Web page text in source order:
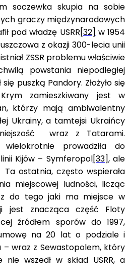
soczewka skupia na sobie
graczy międzynarodowych
pod władzę USRR[32] w 1954
z okazji 300-lecia unii
ZSSR problemu właściwie
powstania niepodległej
puszką Pandory. Złożyło się
zamieszkiwany jest w
którzy mają ambiwalentny
Ukrainy, a tamtejsi Ukraińcy
wraz z Tatarami.
wielokrotnie prowadziła do
Kijów – Symferopol[33], ale
ostatnia, często wspierała
miejscowej ludności, licząc
do tego jaki ma miejsce w
jest znacząca część Floty
źródłem sporów do 1997,
na 20 lat o podziale i
– wraz z Sewastopolem, który
wszedł w skład USRR, a